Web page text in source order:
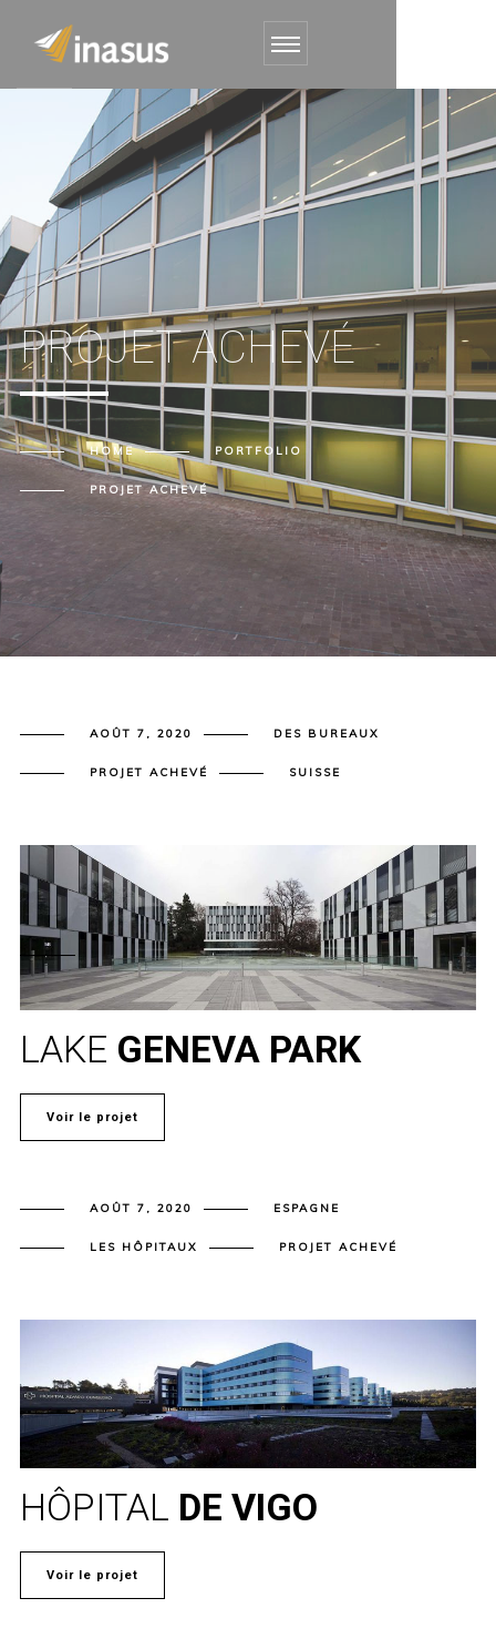
PROJET ACHEVÉ
HOME PORTFOLIO
PROJET ACHEVÉ
AOÛT 7, 2020 DES BUREAUX
PROJET ACHEVÉ SUISSE
LAKE GENEVA PARK
Voir le projet
AOÛT 7, 2020 ESPAGNE
LES HÔPITAUX PROJET ACHEVÉ
HÔPITAL DE VIGO
Voir le projet